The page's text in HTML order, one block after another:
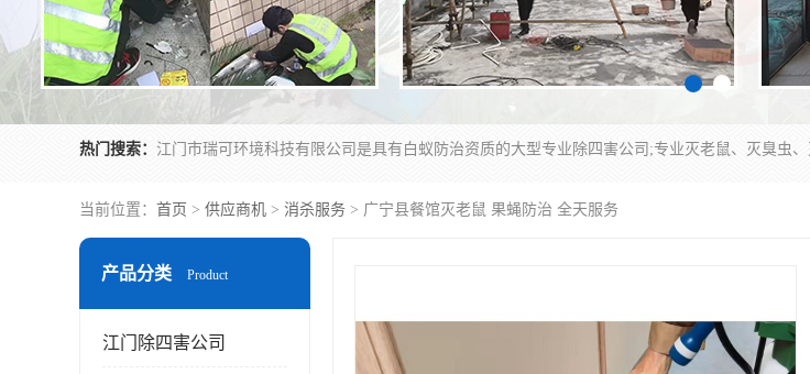
热门搜索：
当前位置： 首页 > 供应商机 > 消杀服务 > 广宁县餐馆灭老鼠 果蝇防治 全天服务
产品分类 Product
江门除四害公司